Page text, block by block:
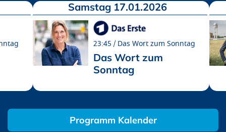
Samstag 17.01.2026
23:45 Das Wort zum Sonntag
Das Wort zum
Sonntag
Programm Kalender